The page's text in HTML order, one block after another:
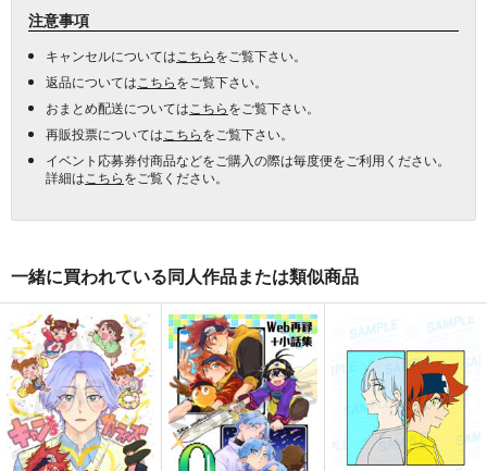
注意事項
キャンセルについては こちらをご覧下さい。
返品については こちらをご覧下さい。
おまとめ配送については こちらをご覧下さい。
再販投票については こちらをご覧下さい。
イベント応募券付商品などをご購入の際は毎度便をご利用ください。
詳細は こちらをご覧ください。
一緒に買われている同人作品または類似商品